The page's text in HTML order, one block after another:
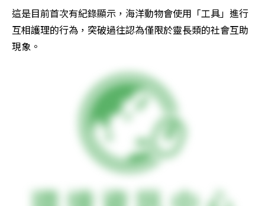
這是目前首次有紀錄顯示，海洋動物會使用「工具」進行
互相護理的行為，突破過往認為僅限於靈長類的社會互助
現象。